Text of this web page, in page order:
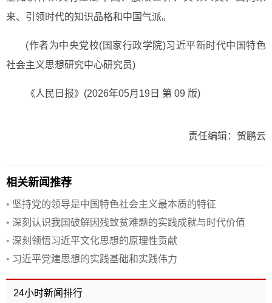
来、引领时代的知识品格和中国气派。
(作者为中央党校(国家行政学院)习近平新时代中国特色
社会主义思想研究中心研究员)
《人民日报》(2026年05月19日 第 09 版)
责任编辑：贺鹏云
相关新闻推荐
• 坚持党的领导是中国特色社会主义最本质的特征
• 深刻认识我国破解因残致贫难题的实践成就与时代价值
• 深刻领悟习近平文化思想的原理性贡献
• 习近平党建思想的实践基础和实践伟力
24小时新闻排行